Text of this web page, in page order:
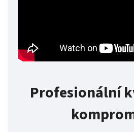
Profesionální